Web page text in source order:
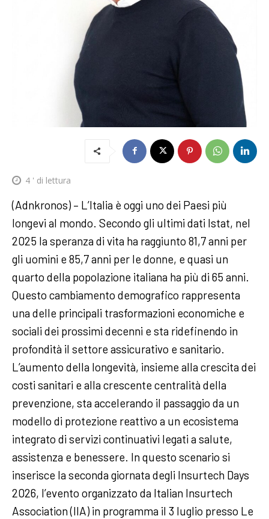
4 ' di lettura
(Adnkronos) – L’Italia è oggi uno dei Paesi più
longevi al mondo. Secondo gli ultimi dati Istat, nel
2025 la speranza di vita ha raggiunto 81,7 anni per
gli uomini e 85,7 anni per le donne, e quasi un
quarto della popolazione italiana ha più di 65 anni.
Questo cambiamento demografico rappresenta
una delle principali trasformazioni economiche e
sociali dei prossimi decenni e sta ridefinendo in
profondità il settore assicurativo e sanitario.
L’aumento della longevità, insieme alla crescita dei
costi sanitari e alla crescente centralità della
prevenzione, sta accelerando il passaggio da un
modello di protezione reattivo a un ecosistema
integrato di servizi continuativi legati a salute,
assistenza e benessere. In questo scenario si
inserisce la seconda giornata degli Insurtech Days
2026, l’evento organizzato da Italian Insurtech
Association (IIA) in programma il 3 luglio presso Le